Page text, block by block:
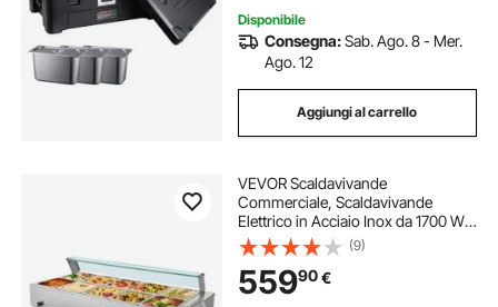
Disponibile
Consegna:Sab. Ago. 8 - Mer.
Ago. 12
Aggiungi al carrello
VEVOR Scaldavivande
Commerciale, Scaldavivande
Elettrico in Acciaio Inox da 1700 W
con Coperchio in Vetro,
Bagnomaria da Banco a 10 Teglie,
con Mestoli per Zuppa e Forati, per
Ristoranti
(9)
55990€